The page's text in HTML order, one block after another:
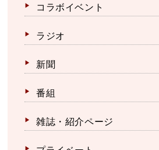
コラボイベント
ラジオ
新聞
番組
雑誌・紹介ページ